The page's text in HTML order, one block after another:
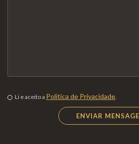
Li e aceito a Política de Privacidade.